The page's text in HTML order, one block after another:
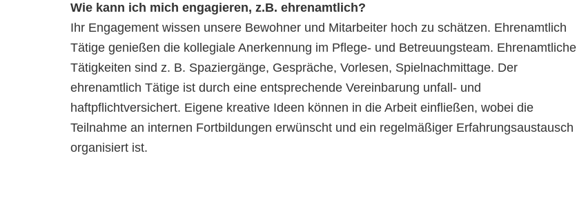
Wie kann ich mich engagieren, z.B. ehrenamtlich?
Ihr Engagement wissen unsere Bewohner und Mitarbeiter hoch zu schätzen. Ehrenamtlich
Tätige genießen die kollegiale Anerkennung im Pflege- und Betreuungsteam. Ehrenamtliche
Tätigkeiten sind z. B. Spaziergänge, Gespräche, Vorlesen, Spielnachmittage. Der
ehrenamtlich Tätige ist durch eine entsprechende Vereinbarung unfall- und
haftpflichtversichert. Eigene kreative Ideen können in die Arbeit einfließen, wobei die
Teilnahme an internen Fortbildungen erwünscht und ein regelmäßiger Erfahrungsaustausch
organisiert ist.